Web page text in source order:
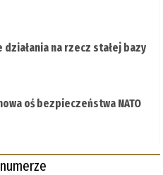
działania na rzecz stałej bazy
oś bezpieczeństwa NATO